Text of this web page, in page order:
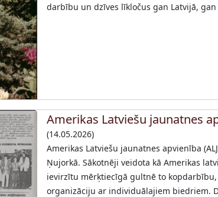
darbību un dzīves līkločus gan Latvijā,
Amerikas Latviešu jaunatnes
(14.05.2026)
Amerikas Latviešu jaunatnes apvienība
Ņujorkā. Sākotnēji veidota kā Amerikas
ievirzītu mērķtiecīgā gultnē to
organizāciju ar individuālajiem biedriem.